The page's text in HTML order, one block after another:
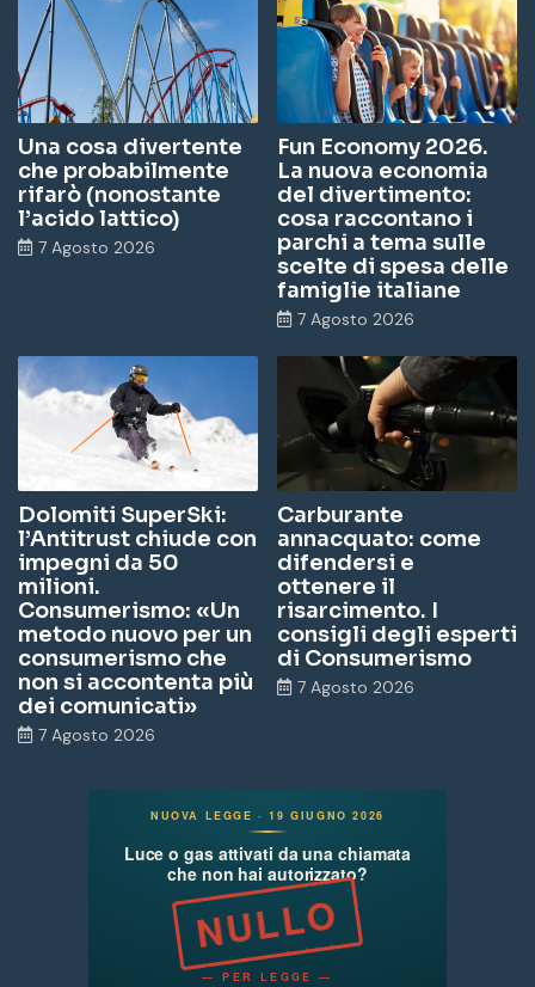
Una cosa divertente
che probabilmente
rifarò (nonostante
l’acido lattico)
7 Agosto 2026
Fun Economy 2026.
La nuova economia
del divertimento:
cosa raccontano i
parchi a tema sulle
scelte di spesa delle
famiglie italiane
7 Agosto 2026
Dolomiti SuperSki:
l’Antitrust chiude con
impegni da 50
milioni.
Consumerismo: «Un
metodo nuovo per un
consumerismo che
non si accontenta più
dei comunicati»
7 Agosto 2026
Carburante
annacquato: come
difendersi e
ottenere il
risarcimento. I
consigli degli esperti
di Consumerismo
7 Agosto 2026